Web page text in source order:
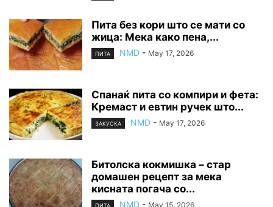
Пита без кори што се мати со
жица: Мека како пена,...
ПИТА NMD - May 17, 2026
Спанаќ пита со компири и фета:
Кремаст и евтин ручек што...
ЗАКУСКА NMD - May 17, 2026
Битолска кокмишка – стар
домашен рецепт за мека
кисната погача со...
ПИТА NMD - May 15, 2026